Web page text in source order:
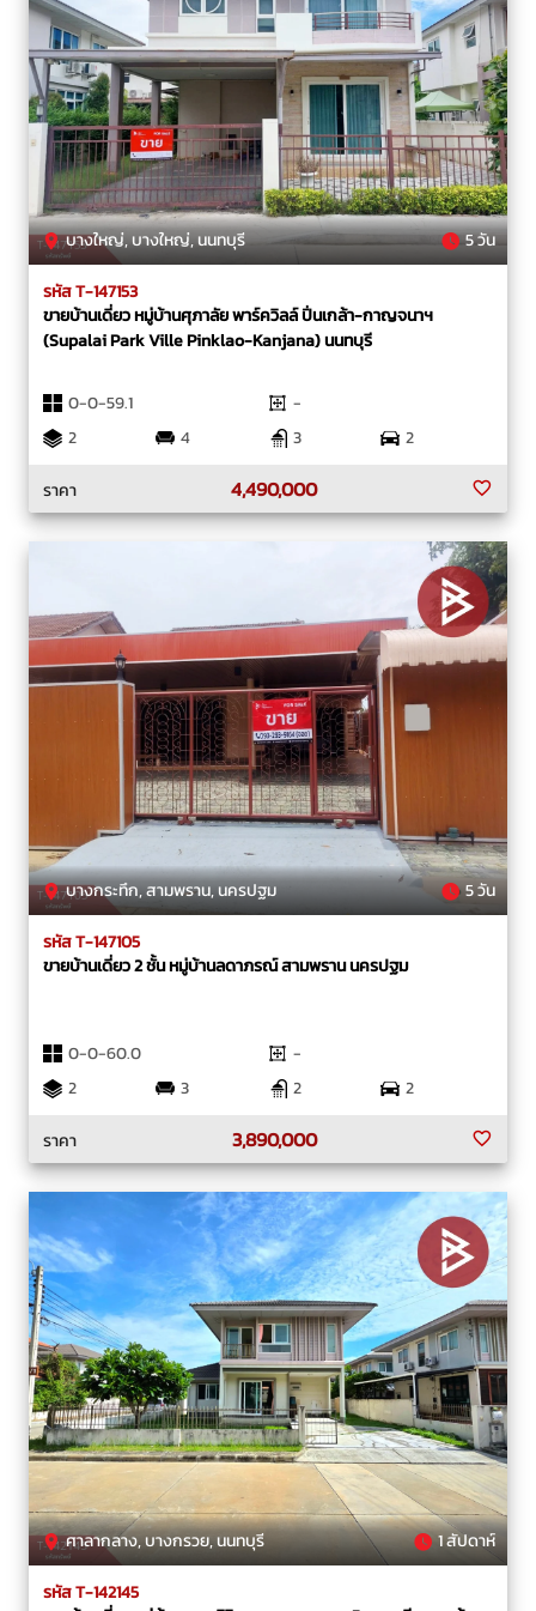
บางใหญ่, บางใหญ่, นนทบุรี 5 วัน
รหัส T-147153
ขายบ้านเดี่ยว หมู่บ้านศุภาลัย พาร์ควิลล์ ปิ่นเกล้า-กาญจนาฯ
(Supalai Park Ville Pinklao-Kanjana) นนทบุรี
0-0-59.1
-
2
4 3
2
ราคา
4,490,000
บางกระทึก, สามพราน, นครปฐม 5 วัน
รหัส T-147105
ขายบ้านเดี่ยว 2 ชั้น หมู่บ้านลดาภรณ์ สามพราน นครปฐม
0-0-60.0
-
2
3 2
2
ราคา
3,890,000
ศาลากลาง, บางกรวย, นนทบุรี 1 สัปดาห์
รหัส T-142145